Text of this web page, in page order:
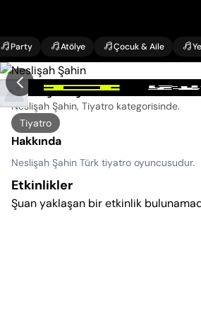
Party Atölye Çocuk & Aile
Neslişah Şahin Etkinlikleri
Neslişah Şahin, Tiyatro kategorisinde.
Tiyatro
Hakkında
Neslişah Şahin Türk tiyatro oyuncusudur.
Etkinlikler
Şuan yaklaşan bir etkinlik